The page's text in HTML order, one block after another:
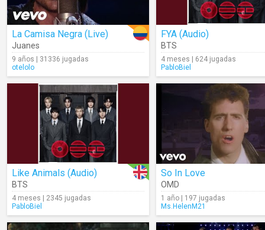
La Camisa Negra (Live)
Juanes
9 años | 31336 jugadas
otelolo
FYA (Audio)
BTS
4 meses | 624 jugadas
PabloBiel
Like Animals (Audio)
BTS
4 meses | 2345 jugadas
PabloBiel
So In Love
OMD
1 año | 197 jugadas
Ms.HelenM21